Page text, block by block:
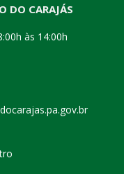
DO CARAJÁS
às 14:00h